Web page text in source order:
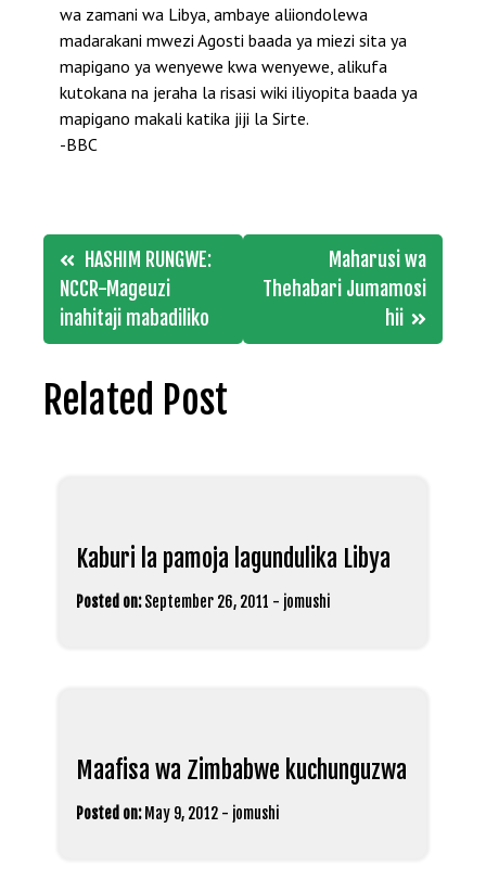
wa zamani wa Libya, ambaye aliiondolewa
madarakani mwezi Agosti baada ya miezi sita ya
mapigano ya wenyewe kwa wenyewe, alikufa
kutokana na jeraha la risasi wiki iliyopita baada ya
mapigano makali katika jiji la Sirte.
-BBC
Post
navigation
HASHIM RUNGWE:
NCCR-Mageuzi
inahitaji mabadiliko
Maharusi wa
Thehabari Jumamosi
hii
Related Post
Kaburi la pamoja lagundulika Libya
Posted on: September 26, 2011 - jomushi
Maafisa wa Zimbabwe kuchunguzwa
Posted on: May 9, 2012 - jomushi